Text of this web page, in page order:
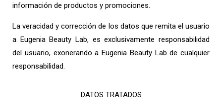
información de productos y promociones.
La veracidad y corrección de los datos que remita el usuario
a Eugenia Beauty Lab, es exclusivamente responsabilidad
del usuario, exonerando a Eugenia Beauty Lab de cualquier
responsabilidad.
DATOS TRATADOS